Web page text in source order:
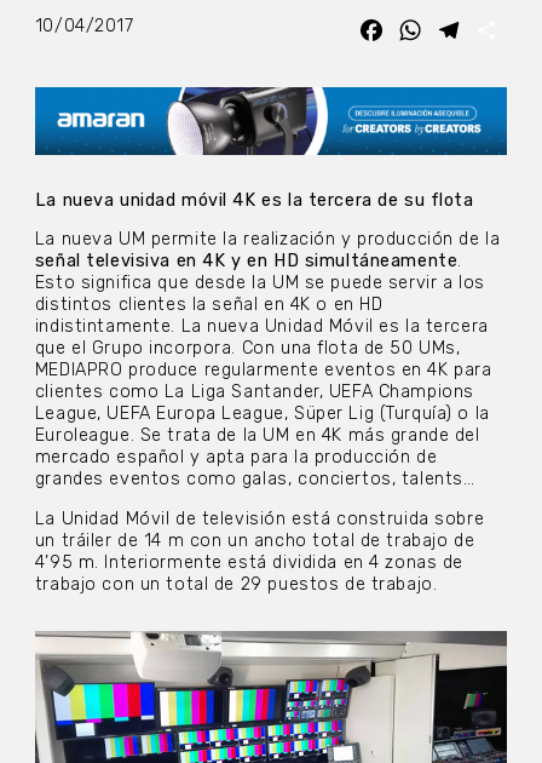
10/04/2017 FacebookWhatsApp
La nueva unidad móvil 4K es la tercera de su flota
La nueva UM permite la realización y producción de la
señal televisiva en 4K y en HD simultáneamente.
Esto significa que desde la UM se puede servir a los
distintos clientes la señal en 4K o en HD
indistintamente. La nueva Unidad Móvil es la tercera
que el Grupo incorpora. Con una flota de 50 UMs,
MEDIAPRO produce regularmente eventos en 4K para
clientes como La Liga Santander, UEFA Champions
League, UEFA Europa League, Süper Lig (Turquía) o la
Euroleague. Se trata de la UM en 4K más grande del
mercado español y apta para la producción de
grandes eventos como galas, conciertos, talents…
La Unidad Móvil de televisión está construida sobre
un tráiler de 14 m con un ancho total de trabajo de
4’95 m. Interiormente está dividida en 4 zonas de
trabajo con un total de 29 puestos de trabajo.